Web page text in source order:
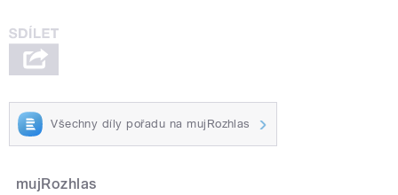
Všechny díly pořadu na mujRozhlas
mujRozhlas